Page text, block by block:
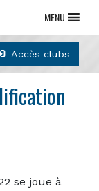
Accès clubs
MENU
se joue à